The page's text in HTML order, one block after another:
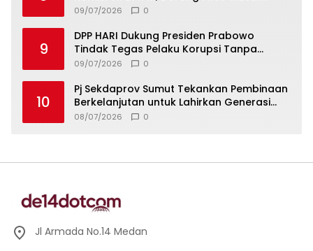
Kalender Event Nasional
09/07/2026 0
9
DPP HARI Dukung Presiden Prabowo
Tindak Tegas Pelaku Korupsi Tanpa
Tebang Pilih
09/07/2026 0
10
Pj Sekdaprov Sumut Tekankan Pembinaan
Berkelanjutan untuk Lahirkan Generasi
Qurani Berkarakter
08/07/2026 0
Jl Armada No.14 Medan